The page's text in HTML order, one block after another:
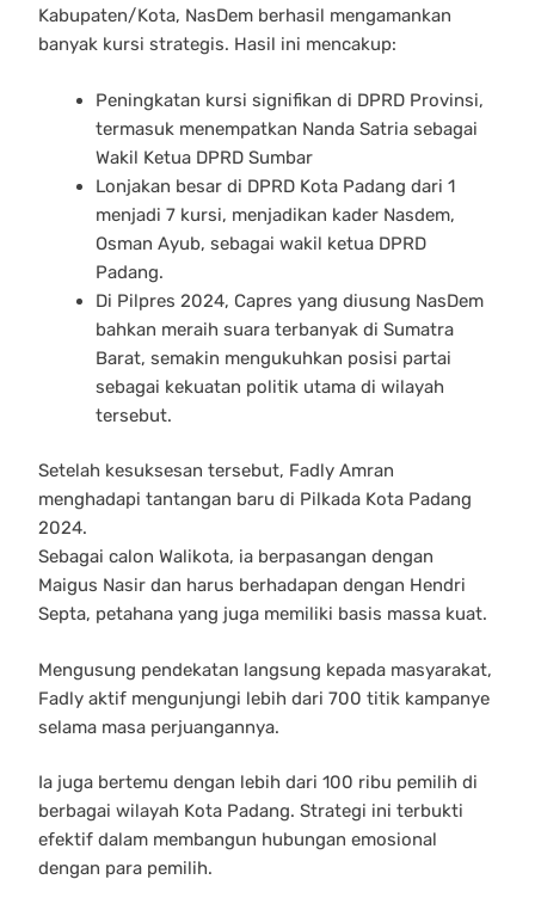
Kabupaten/Kota, NasDem berhasil mengamankan
banyak kursi strategis. Hasil ini mencakup:
Peningkatan kursi signifikan di DPRD Provinsi,
termasuk menempatkan Nanda Satria sebagai
Wakil Ketua DPRD Sumbar
Lonjakan besar di DPRD Kota Padang dari 1
menjadi 7 kursi, menjadikan kader Nasdem,
Osman Ayub, sebagai wakil ketua DPRD
Padang.
Di Pilpres 2024, Capres yang diusung NasDem
bahkan meraih suara terbanyak di Sumatra
Barat, semakin mengukuhkan posisi partai
sebagai kekuatan politik utama di wilayah
tersebut.
Setelah kesuksesan tersebut, Fadly Amran
menghadapi tantangan baru di Pilkada Kota Padang
2024.
Sebagai calon Walikota, ia berpasangan dengan
Maigus Nasir dan harus berhadapan dengan Hendri
Septa, petahana yang juga memiliki basis massa kuat.
Mengusung pendekatan langsung kepada masyarakat,
Fadly aktif mengunjungi lebih dari 700 titik kampanye
selama masa perjuangannya.
Ia juga bertemu dengan lebih dari 100 ribu pemilih di
berbagai wilayah Kota Padang. Strategi ini terbukti
efektif dalam membangun hubungan emosional
dengan para pemilih.